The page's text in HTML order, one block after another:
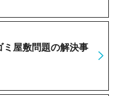
屋敷問題の解決事